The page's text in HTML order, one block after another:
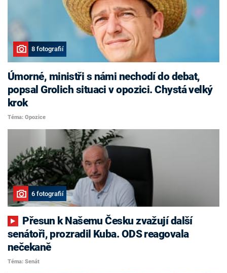
8 fotografií
Úmorné, ministři s námi nechodí do debat,
popsal Grolich situaci v opozici. Chystá velký
krok
Téma: Opozice
6 fotografií
senátoři, prozradil Kuba. ODS reagovala
nečekaně
Téma: Senát